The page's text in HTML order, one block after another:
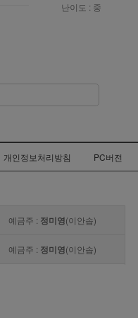
난이도 : 중
개인정보처리방침 PC버전
예금주 : 정미영(이안솝)
예금주 : 정미영(이안솝)